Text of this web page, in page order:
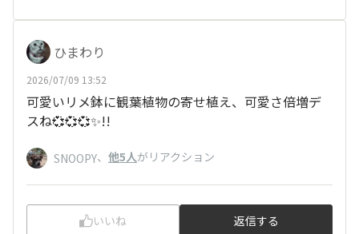
ひまわり
2026/07/09 13:52
可愛いリメ鉢に観葉植物の寄せ植え、可愛さ倍増デ
スね💞💞💞✨!!
SNOOPY、 他5人がリアクション
いいね 返信する